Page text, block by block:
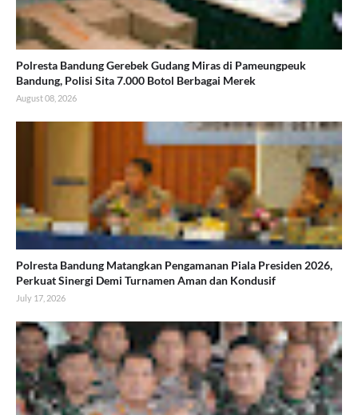
Polresta Bandung Gerebek Gudang Miras di Pameungpeuk
Bandung, Polisi Sita 7.000 Botol Berbagai Merek
August 08, 2026
Polresta Bandung Matangkan Pengamanan Piala Presiden 2026,
Perkuat Sinergi Demi Turnamen Aman dan Kondusif
July 17, 2026